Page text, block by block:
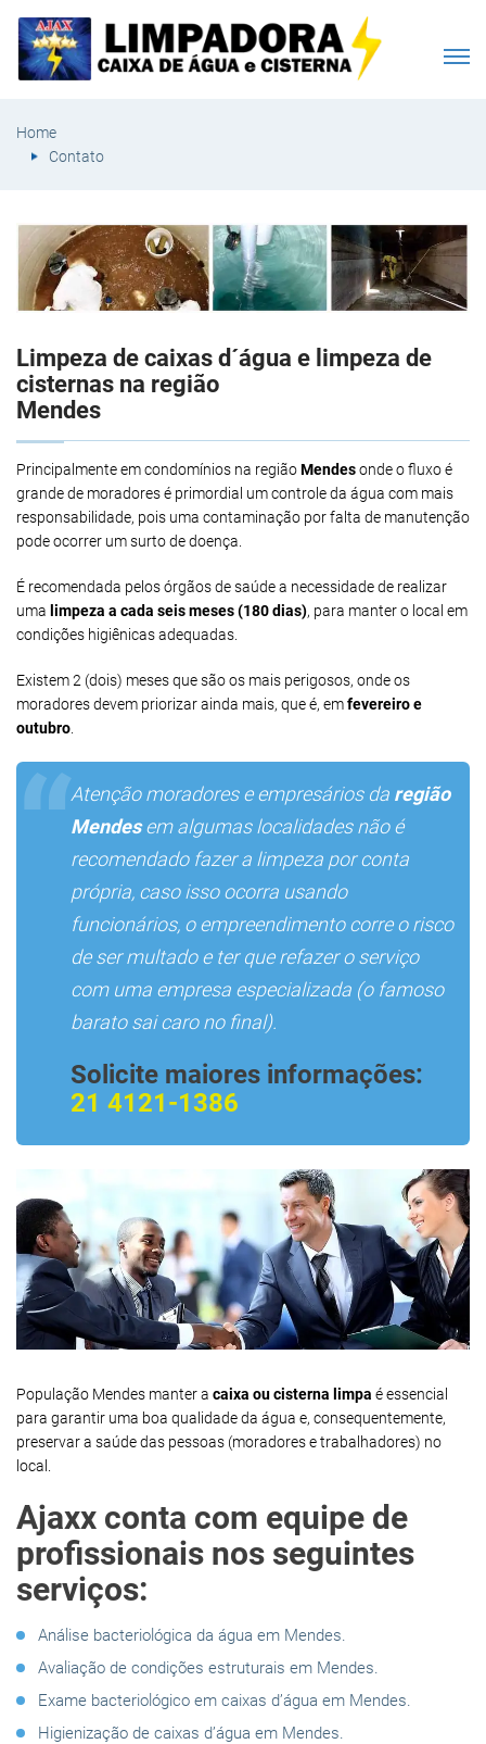
Home
Contato
Limpeza de caixas d´água e limpeza de
cisternas na região
Mendes
Principalmente em condomínios na regiãoMendesonde o fluxo é
grande de moradores é primordial um controle da água com mais
responsabilidade, pois uma contaminação por falta de manutenção
pode ocorrer um surto de doença.
É recomendada pelos órgãos de saúde a necessidade de realizar
uma limpeza a cada seis meses (180 dias), para manter o local em
condições higiênicas adequadas.
Existem 2 (dois) meses que são os mais perigosos, onde os
moradores devem priorizar ainda mais, que é, emfevereiro e
outubro
Atenção moradores e empresários da região
Mendesem algumas localidades não é
recomendado fazer a limpeza por conta
própria, caso isso ocorra usando
funcionários, o empreendimento corre o risco
de ser multado e ter que refazer o serviço
com uma empresa especializada (o famoso
barato sai caro no final).
Solicite maiores informações:
21 4121-1386
População Mendes manter a caixa ou cisterna limpa é essencial
para garantir uma boa qualidade da água e, consequentemente,
preservar a saúde das pessoas (moradores e trabalhadores) no
local.
Ajaxx conta com equipe de
profissionais nos seguintes
serviços:
Análise bacteriológica da água em Mendes.
Avaliação de condições estruturais em Mendes.
Exame bacteriológico em caixas d’água em Mendes.
Higienização de caixas d’água em Mendes.